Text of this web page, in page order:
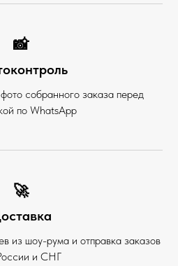
📸
собранного заказа перед
по WhatsApp
🚀
из шоу-рума и отправка заказов
и СНГ